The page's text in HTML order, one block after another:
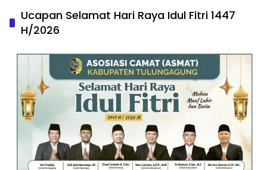
Ucapan Selamat Hari Raya Idul Fitri 1447
H/2026